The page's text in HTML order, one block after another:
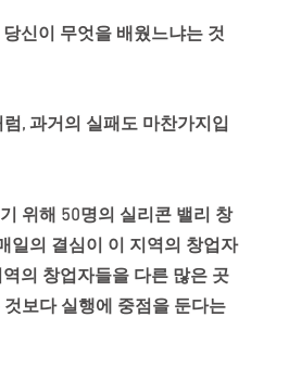
신이 무엇을 배웠느냐는 것
, 과거의 실패도 마찬가지입
위해 50명의 실리콘 밸리 창
일의 결심이 이 지역의 창업자
의 창업자들을 다른 많은 곳
보다 실행에 중점을 둔다는